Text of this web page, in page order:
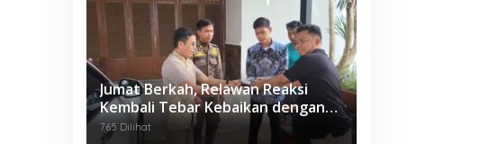
Jumat Berkah, Relawan Reaksi
Kembali Tebar Kebaikan dengan
Nasi Kotak
765 Dilihat